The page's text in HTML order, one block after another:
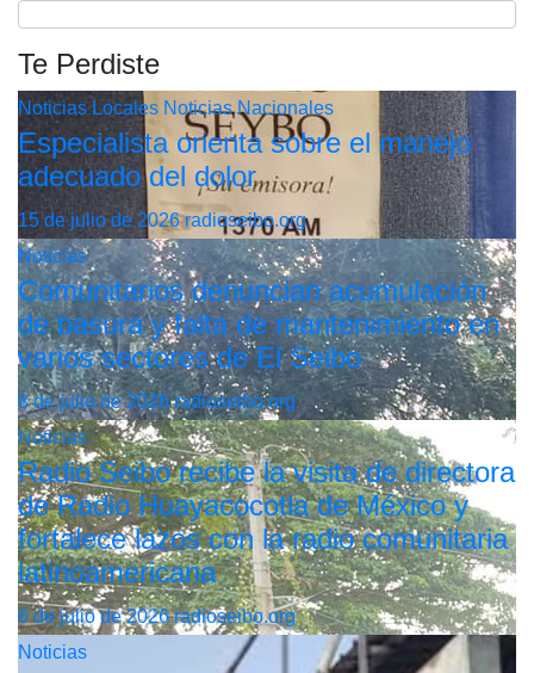
Te Perdiste
Noticias Locales Noticias Nacionales
Especialista orienta sobre el manejo
adecuado del dolor
15 de julio de 2026radioseibo.org
Noticias
Comunitarios denuncian acumulación
de basura y falta de mantenimiento en
varios sectores de El Seibo
8 de julio de 2026radioseibo.org
Noticias
Radio Seibo recibe la visita de directora
de Radio Huayacocotla de México y
fortalece lazos con la radio comunitaria
latinoamericana
6 de julio de 2026radioseibo.org
Noticias